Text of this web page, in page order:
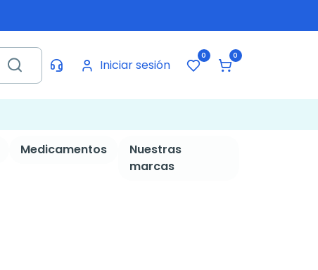
Iniciar sesión
0 0
Medicamentos
Nuestras
marcas